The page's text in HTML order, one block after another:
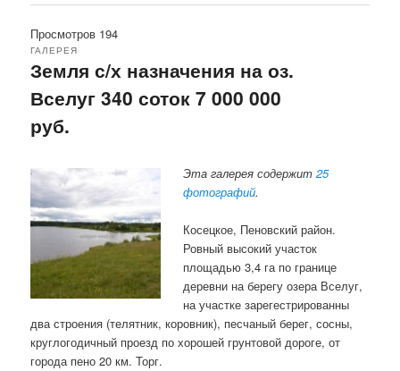
Просмотров 194
Земля с/х назначения на оз.
Вселуг 340 соток 7 000 000
руб.
ГАЛЕРЕЯ
Эта галерея содержит25
фотографий.
Косецкое, Пеновский район.
Ровный высокий участок
площадью 3,4 га по границе
деревни на берегу озера Вселуг,
на участке зарегестрированны
два строения (телятник, коровник), песчаный берег, сосны,
круглогодичный проезд по хорошей грунтовой дороге, от
города пено 20 км. Торг.